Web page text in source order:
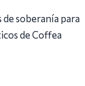
de soberanía para
de Coffea